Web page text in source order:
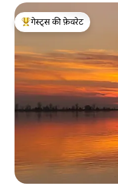
गेस्ट्स का टॉप फ़ेवरेट
गेस्ट्स की फ़ेवरेट